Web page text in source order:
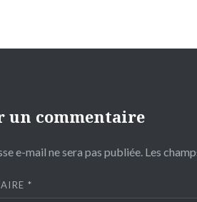
un commentaire
e-mail ne sera pas publiée. Les
*